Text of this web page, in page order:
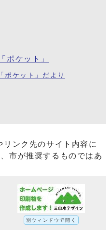
ポケット」
ポケット」だより
リンク先のサイト内容に
市が推奨するものではあ
別ウィンドウで開く